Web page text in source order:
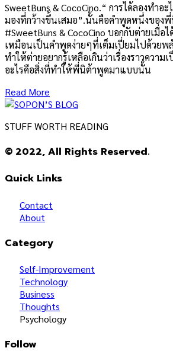
SweetBuns & CocoCino.“ การได้ลองทำอ
มองที่กว้างขึ้นเสมอ”.นั้นคือคำพูดหนึ่งของพี่
#SweetBuns & CocoCino บอกกับต่ายเมื่อ
เหมือนเป็นคำพูดง่ายๆที่เต็มเปี่ยมไปด้วยพ
ทำให้ต่ายอยากรู้เหลือเกินว่าเรื่องราวควา
อะไรคือสิ่งที่ทำให้พี่นิต้าพูดมาแบบนั้น
Read More
STUFF WORTH READING
© 2022, All Rights Reserved.
Quick Links
Contact
About
Category
Self-Improvement
Technology
Business
Thoughts
Psychology
Follow